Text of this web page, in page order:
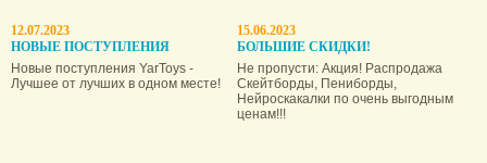
12.07.2023
НОВЫЕ ПОСТУПЛЕНИЯ
Новые поступления YarToys -
Лучшее от лучших в одном месте!
15.06.2023
БОЛЬШИЕ СКИДКИ!
Не пропусти: Акция! Распродажа
Скейтборды, Пениборды,
Нейроскакалки по очень выгодным
ценам!!!